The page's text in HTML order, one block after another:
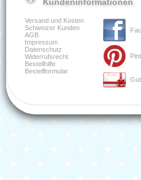
Kundeninformationen
Versand und Kosten
Schweizer Kunden
AGB
Impressum
Datenschutz
Widerrufsrecht
Bestellhilfe
Bestellformular